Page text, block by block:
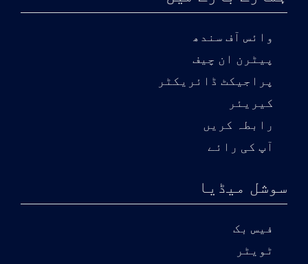
وائس آف سندھ
پیٹرن ان چیف
پراجیکٹ ڈائریکٹر
کیریئر
رابطہ کریں
آپ کی رائے
سوشل میڈیا
فیس بک
ٹویٹر